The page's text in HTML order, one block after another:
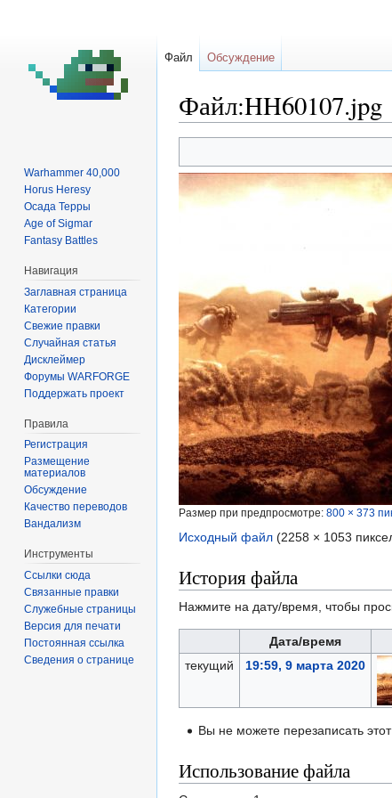
Файл:HH60107.jpg
к
навигации
к
поиску
Размер при предпросмотре: 800 × 373
Исходный файл (2258 × 1053
История файла
Нажмите на дату/время, чтобы
Дата/время
текущий
19:59, 9 марта 2020
Вы не можете перезаписать
Использование файла
Файл Обсуждение
Warhammer 40,000
Horus Heresy
Осада Терры
Age of Sigmar
Fantasy Battles
Навигация
Заглавная страница
Категории
Свежие правки
Случайная статья
Дисклеймер
Форумы WARFORGE
Поддержать проект
Правила
Регистрация
Размещение
материалов
Обсуждение
Качество переводов
Вандализм
Инструменты
Ссылки сюда
Связанные правки
Служебные страницы
Версия для печати
Постоянная ссылка
Сведения о странице